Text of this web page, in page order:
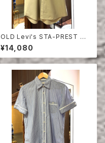
OLD Levi's STA-PREST HA
LF SLEEVE SHIRT
¥14,080